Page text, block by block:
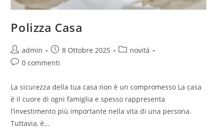
Polizza Casa
admin 8 Ottobre 2025
novità
0 commenti
La sicurezza della tua casa non è un compromesso La casa
è il cuore di ogni famiglia e spesso rappresenta
l’investimento più importante nella vita di una persona.
Tuttavia, è…